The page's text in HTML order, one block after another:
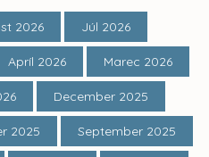
2026 Júl 2026
Apríl 2026 Marec 2026
December 2025
2025 September 2025